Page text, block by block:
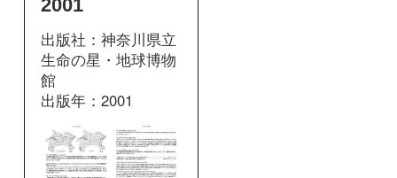
和名：
シラスゲ